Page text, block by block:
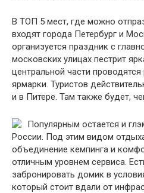
В ТОП 5 мест, где можно
входят города Петербург и
организуется праздник с
московских улицах пестрит
центральной части
ярмарки. Туристов
и в Питере. Там также будет,
Популярным остается и
России. Под этим видом
объединение кемпинга и
отличным уровнем сервиса.
забронировать домик в
который стоит вдали от